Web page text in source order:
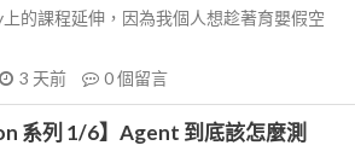
的課程延伸，因為我個人想趁著育嬰假空
3 天前 0個留言
系列 1/6】Agent 到底該怎麼測